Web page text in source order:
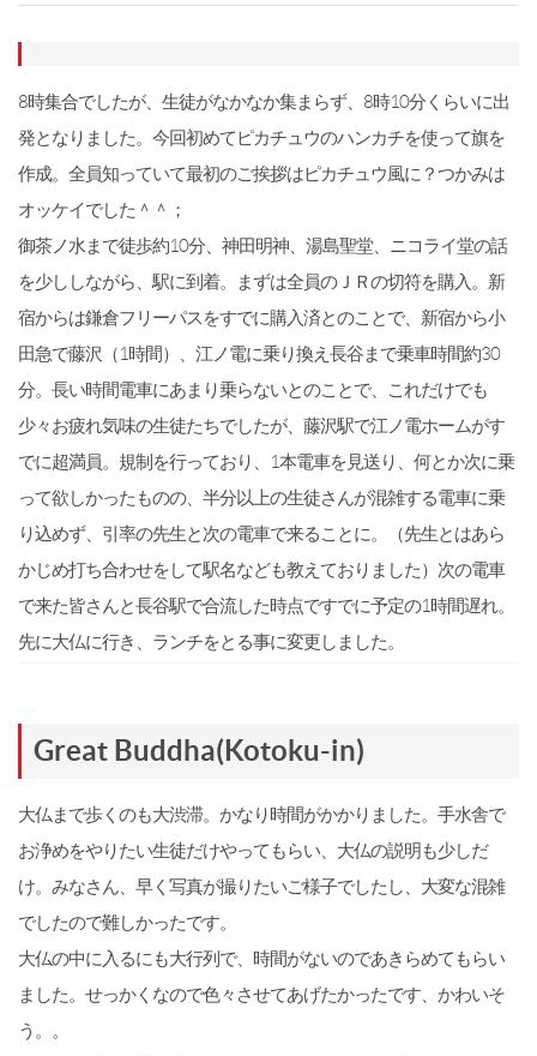
8時集合でしたが、生徒がなかなか集まらず、8時10分くらいに出
発となりました。今回初めてピカチュウのハンカチを使って旗を
作成。全員知っていて最初のご挨拶はピカチュウ風に？つかみは
オッケイでした＾＾；
御茶ノ水まで徒歩約10分、神田明神、湯島聖堂、ニコライ堂の話
を少ししながら、駅に到着。まずは全員のＪＲの切符を購入。新
宿からは鎌倉フリーパスをすでに購入済とのことで、新宿から小
田急で藤沢（1時間）、江ノ電に乗り換え長谷まで乗車時間約30
分。長い時間電車にあまり乗らないとのことで、これだけでも
少々お疲れ気味の生徒たちでしたが、藤沢駅で江ノ電ホームがす
でに超満員。規制を行っており、1本電車を見送り、何とか次に乗
って欲しかったものの、半分以上の生徒さんが混雑する電車に乗
り込めず、引率の先生と次の電車で来ることに。（先生とはあら
かじめ打ち合わせをして駅名なども教えておりました）次の電車
で来た皆さんと長谷駅で合流した時点ですでに予定の1時間遅れ。
先に大仏に行き、ランチをとる事に変更しました。
Great Buddha(Kotoku-in)
大仏まで歩くのも大渋滞。かなり時間がかかりました。手水舎で
お浄めをやりたい生徒だけやってもらい、大仏の説明も少しだ
け。みなさん、早く写真が撮りたいご様子でしたし、大変な混雑
でしたので難しかったです。
大仏の中に入るにも大行列で、時間がないのであきらめてもらい
ました。せっかくなので色々させてあげたかったです、かわいそ
う。。